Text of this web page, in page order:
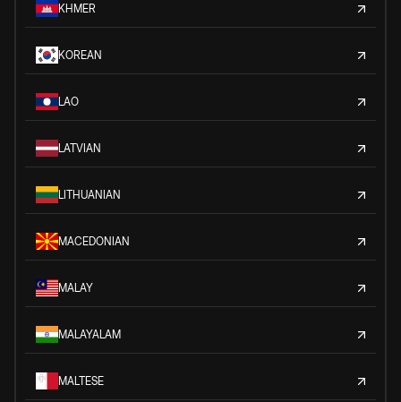
KHMER
KOREAN
LAO
LATVIAN
LITHUANIAN
MACEDONIAN
MALAY
MALAYALAM
MALTESE